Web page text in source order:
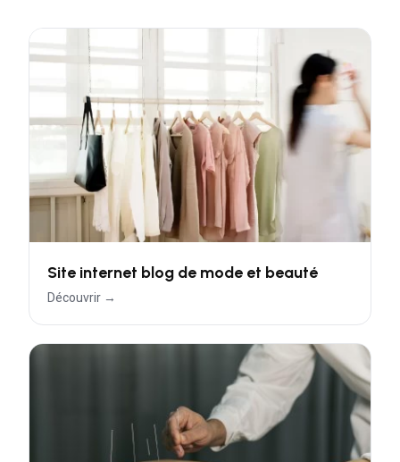
Site internet blog de mode et beauté
Découvrir →